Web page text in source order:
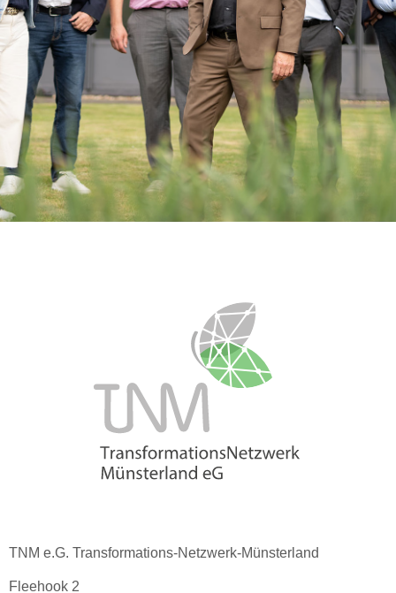
TNM e.G. Transformations-Netzwerk-Münsterland
Fleehook 2